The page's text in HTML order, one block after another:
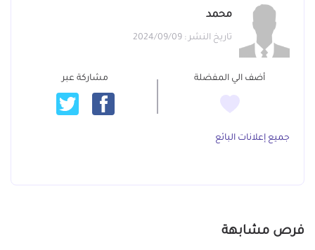
محمد
تاريخ النشر : 2024/09/09
أضف الي المفضلة مشاركة عبر
جميع إعلانات البائع
فرص مشابهة